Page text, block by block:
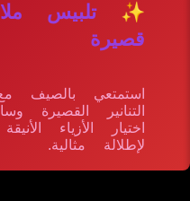
✨ تلبيس
قصيرة
استمتعي بالصيف
التنانير القصيرة
اختيار الأزياء
لإطلالة مثالية.